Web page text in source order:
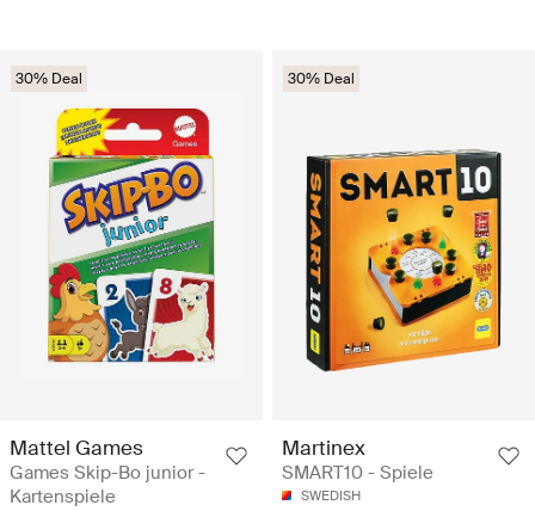
30% Deal
Mattel Games
Games Skip-Bo junior -
Kartenspiele
30% Deal
Martinex
SMART10 - Spiele
SWEDISH